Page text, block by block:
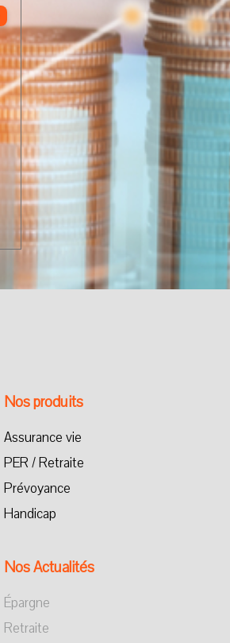
Nos produits
Assurance vie
PER / Retraite
Prévoyance
Handicap
Nos Actualités
Épargne
Retraite